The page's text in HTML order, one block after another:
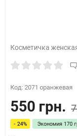
Косметичка
Код: 2071 оранжевая
550 грн.
- 24% Экономия 170